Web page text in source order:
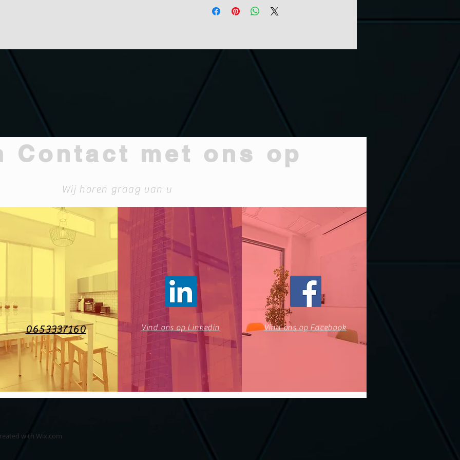
Contact met ons op
Wij horen graag van u
0653337160 Vind ons op Linkedin Vind ons op Facebook
with Wix.com